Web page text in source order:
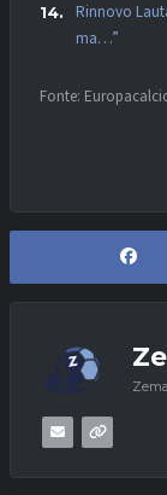
Rinnovo
ma…”
Fonte: